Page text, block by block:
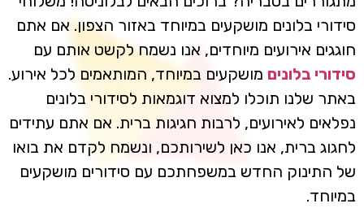
סידורי בלונים מושקעים במיוחד באזור הצפון. אם אתם
חוגגים אירועים מיוחדים, אנו נשמח לקשט אותם עם
סידורי בלונים מושקעים במיוחד, המותאמים לכל אירוע.
באתר שלנו תוכלו למצוא דוגמאות לסידורי בלונים
נפלאים לאירועים, לרבות חגיגות ברית. אם אתם עתידים
לחגוג ברית, אנו כאן לשירותכם, ונשמח לקדם את בואו
של התינוק החדש במשפחתכם עם סידורים מושקעים
במיוחד.